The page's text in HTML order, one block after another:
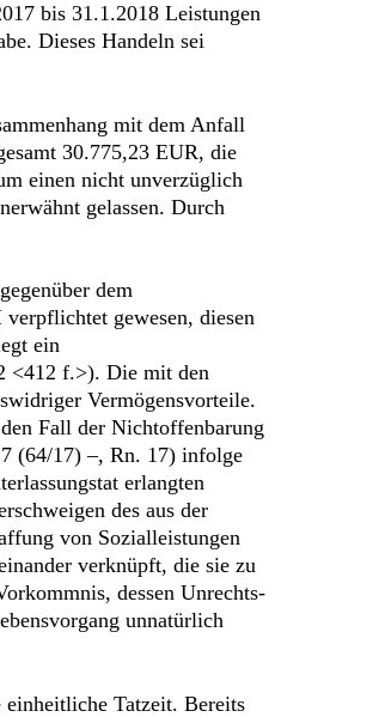
bis 31.1.2018 Leistungen
Dieses Handeln sei
mit dem Anfall
30.775,23 EUR, die
einen nicht unverzüglich
gelassen. Durch
dem
gewesen, diesen
ein
<412 f.>). Die mit den
Vermögensvorteile.
Fall der Nichtoffenbarung
(64/17) –, Rn. 17) infolge
erlangten
des aus der
von Sozialleistungen
verknüpft, die sie zu
dessen Unrechts-
unnatürlich
einheitliche Tatzeit. Bereits